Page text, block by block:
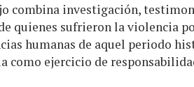
combina investigación,
quienes sufrieron la violencia
humanas de aquel periodo
como ejercicio de